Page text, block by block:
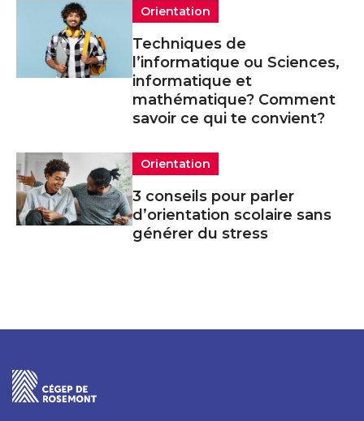
Orientation
Techniques de
l’informatique ou Sciences,
informatique et
mathématique? Comment
savoir ce qui te convient?
Orientation
3 conseils pour parler
d’orientation scolaire sans
générer du stress